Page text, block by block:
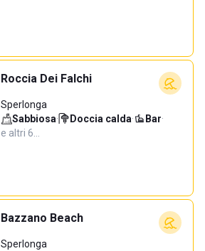
Roccia Dei Falchi
Sperlonga
Sabbiosa· Doccia calda· Bar·
e altri 6…
Bazzano Beach
Sperlonga